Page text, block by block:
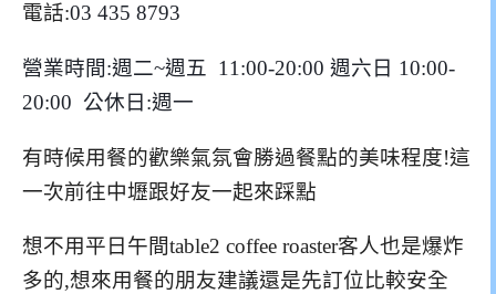
電話:03 435 8793
營業時間:週二~週五 11:00-20:00 週六日 10:00-
20:00 公休日:週一
有時候用餐的歡樂氣氛會勝過餐點的美味程度!這
一次前往中壢跟好友一起來踩點
想不用平日午間table2 coffee roaster客人也是爆炸
多的,想來用餐的朋友建議還是先訂位比較安全